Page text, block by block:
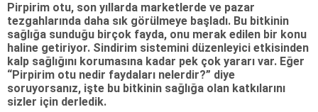
Pirpirim otu, son yıllarda marketlerde ve pazar
tezgahlarında daha sık görülmeye başladı. Bu bitkinin
sağlığa sunduğu birçok fayda, onu merak edilen bir konu
haline getiriyor. Sindirim sistemini düzenleyici etkisinden
kalp sağlığını korumasına kadar pek çok yararı var. Eğer
“Pirpirim otu nedir faydaları nelerdir?” diye
soruyorsanız, işte bu bitkinin sağlığa olan katkılarını
sizler için derledik.